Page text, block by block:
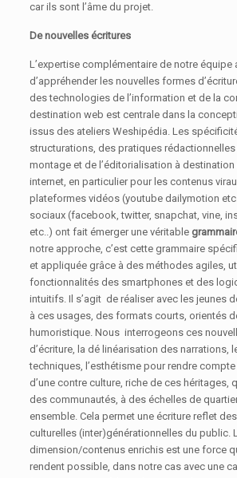
car ils sont l’âme du projet.
De nouvelles écritures
L’expertise complémentaire de notre équipe
d’appréhender les nouvelles formes
des technologies de l’information et de la
destination web est centrale dans la
issus des ateliers Weshipédia. Les
structurations, des pratiques
montage et de l’éditorialisation à
internet, en particulier pour les contenus
plateformes vidéos (youtube dailymotion
sociaux (facebook, twitter, snapchat, vine,
etc..) ont fait émerger une véritable
notre approche, c’est cette grammaire
et appliquée grâce à des méthodes agiles,
fonctionnalités des smartphones et des
intuitifs. Il s’agit de réaliser avec les jeunes
à ces usages, des formats courts, orientés
humoristique. Nous interrogeons ces
d’écriture, la dé linéarisation des narrations,
techniques, l’esthétisme pour rendre compte
d’une contre culture, riche de ces héritages,
des communautés, à des échelles de
ensemble. Cela permet une écriture reflet
culturelles (inter)générationnelles du public.
dimension/contenus enrichis est une force
rendent possible, dans notre cas avec une